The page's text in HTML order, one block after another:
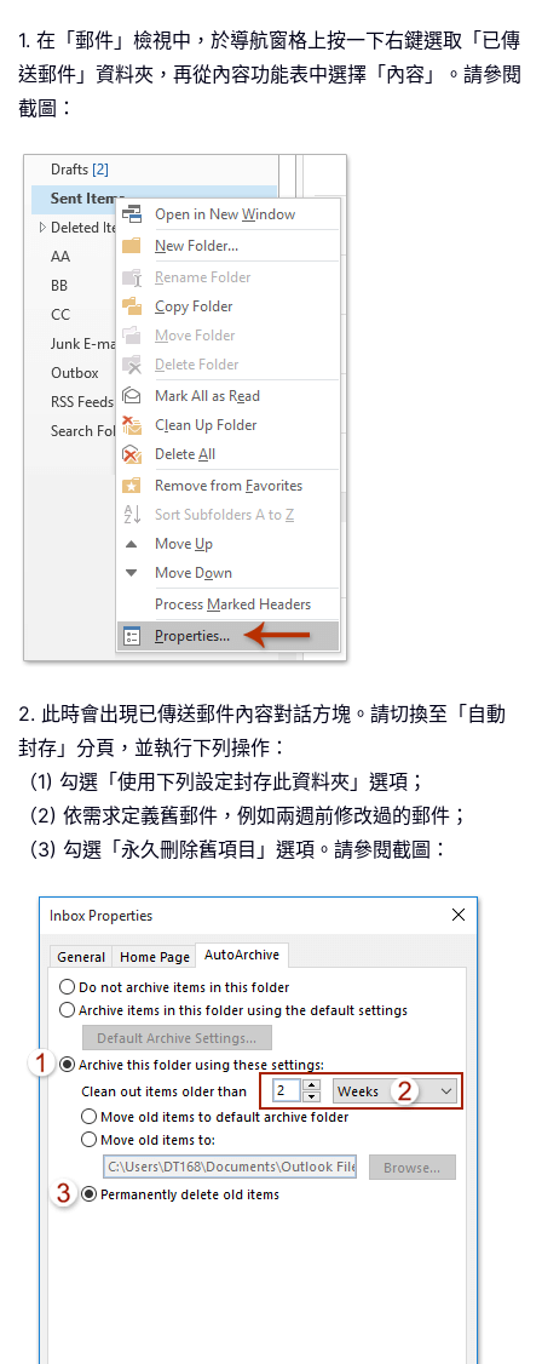
1. 在「郵件」檢視中，於導航窗格上按一下右鍵選取「已傳
送郵件」資料夾，再從內容功能表中選擇「內容」。請參閱
截圖：
2. 此時會出現已傳送郵件內容對話方塊。請切換至「自動
封存」分頁，並執行下列操作：
（1) 勾選「使用下列設定封存此資料夾」選項；
（2) 依需求定義舊郵件，例如兩週前修改過的郵件；
（3) 勾選「永久刪除舊項目」選項。請參閱截圖：